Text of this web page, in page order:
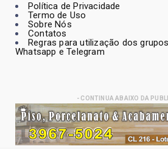
Política de Privacidade
Termo de Uso
Sobre Nós
Contatos
Regras para utilização dos
Whatsapp e Telegram
- CONTINUA ABAIXO DA